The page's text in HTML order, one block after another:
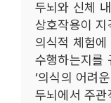
두뇌와 신체
상호작용이
의식적 체험
수행하는지를
‘의식의 어려
두뇌에서 주